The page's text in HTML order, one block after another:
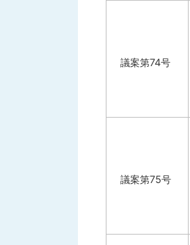
議案第74号
議案第75号